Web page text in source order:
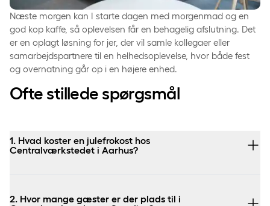
Næste morgen kan I starte dagen med morgenmad og en
god kop kaffe, så oplevelsen får en behagelig afslutning. Det
er en oplagt løsning for jer, der vil samle kollegaer eller
samarbejdspartnere til en helhedsoplevelse, hvor både fest
og overnatning går op i en højere enhed.
Ofte stillede spørgsmål
1. Hvad koster en julefrokost hos
Centralværkstedet i Aarhus?
2. Hvor mange gæster er der plads til i